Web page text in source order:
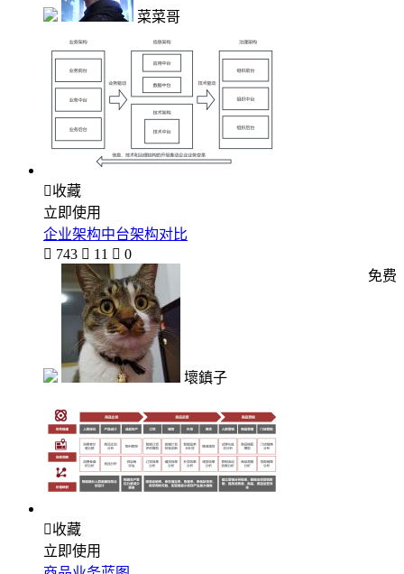
菜菜哥
收藏
立即使用
企业架构中台架构对比
 743  11  0
壞鎮子
免费
收藏
立即使用